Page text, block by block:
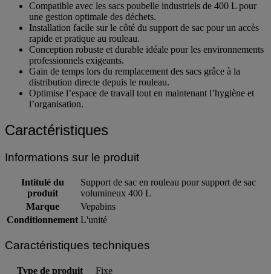
Compatible avec les sacs poubelle industriels de 400 L pour
une gestion optimale des déchets.
Installation facile sur le côté du support de sac pour un accès
rapide et pratique au rouleau.
Conception robuste et durable idéale pour les environnements
professionnels exigeants.
Gain de temps lors du remplacement des sacs grâce à la
distribution directe depuis le rouleau.
Optimise l’espace de travail tout en maintenant l’hygiène et
Caractéristiques
Informations sur le produit
Intitulé du
produit
Support de sac en rouleau pour support de sac
volumineux 400 L
Marque
Vepabins
Caractéristiques techniques